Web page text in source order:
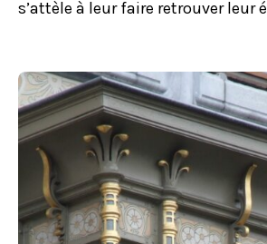
s’attèle à leur faire retrouver leur